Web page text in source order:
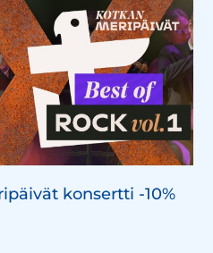
konsertti -10%